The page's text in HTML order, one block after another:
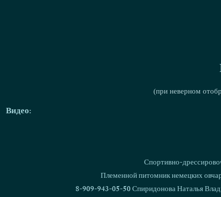
(при неверном
Видео:
Спортивно-
Племенной питомник немецких
8-909-943-05-50 Спиридонова Наталья